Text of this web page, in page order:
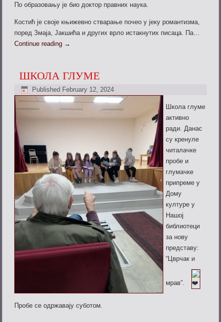
По образовању је био доктор правних наука.
Костић је своје књижевно стварање почео у јеку романтизма,
поред Змаја, Јакшића и других врло истакнутих писаца. Па…
Continue reading →
ШКОЛА ГЛУМЕ
Published February 12, 2024
Школа глуме
активно
ради. Данас
су кренуле
читалачке
пробе и
глумачке
припреме у
Дому
културе у
Нашој
библиотеци
за нову
представу:
“Цврчак и
мрав”.
Пробе се одржавају суботом.